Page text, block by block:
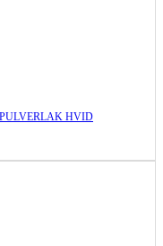
HVID